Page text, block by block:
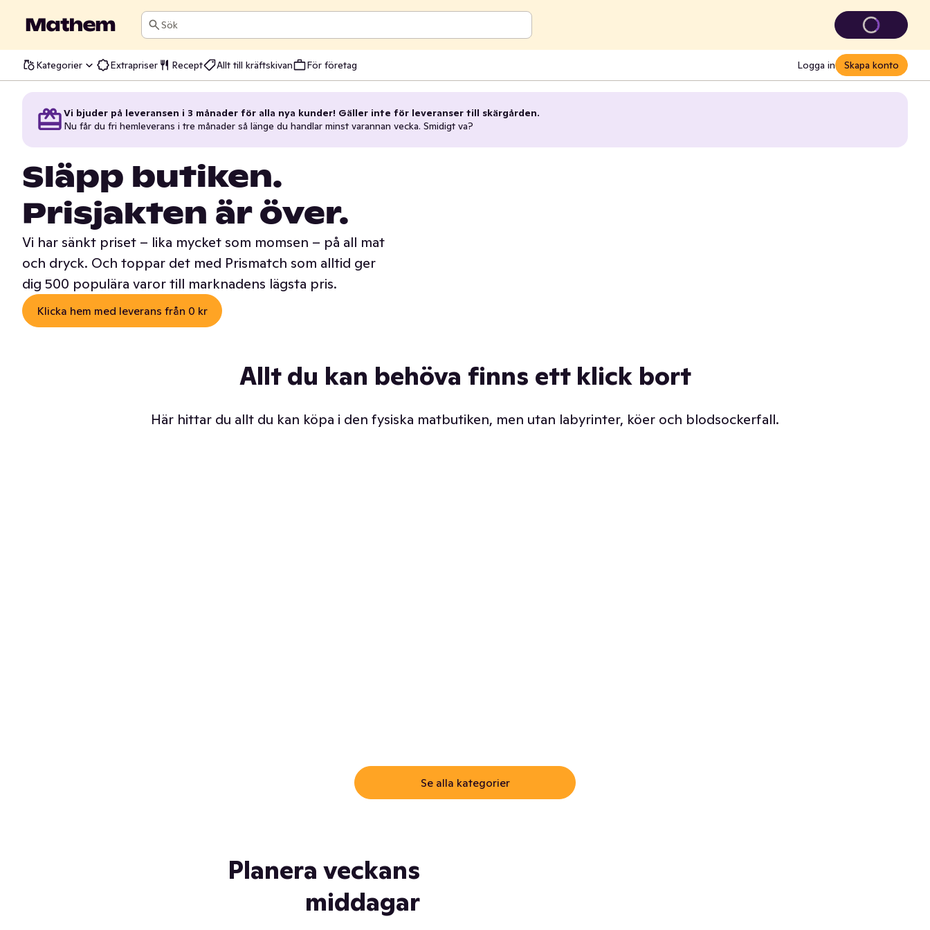
Sök
Kategorier Extrapriser Recept Allt till kräftskivan För företag Logga in Skapa konto
Vi bjuder på leveransen i 3 månader för alla nya kunder! Gäller inte för leveranser till skärgården.
Nu får du fri hemleverans i tre månader så länge du handlar minst varannan vecka. Smidigt va?
Släpp butiken.
Prisjakten är över.
Vi har sänkt priset – lika mycket som momsen – på all mat
och dryck. Och toppar det med Prismatch som alltid ger
dig 500 populära varor till marknadens lägsta pris.
Klicka hem med leverans från 0 kr
Allt du kan behöva finns ett klick bort
Här hittar du allt du kan köpa i den fysiska matbutiken, men utan labyrinter, köer och blodsockerfall.
Se alla kategorier
Planera veckans
middagar